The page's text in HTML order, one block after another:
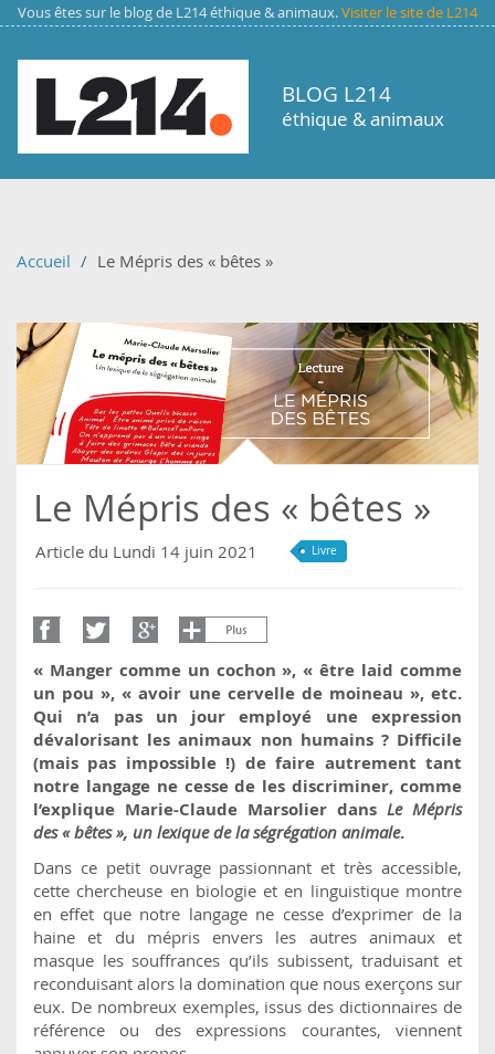
Aller au contenu principal
Vous êtes sur le blog de L214 éthique & animaux.Visiter le site de L214
BLOG L214
éthique & animaux
Accueil Le Mépris des « bêtes »
Le Mépris des « bêtes »
Article du Lundi 14 juin 2021 Livre
« Manger comme un cochon », « être laid comme
un pou », « avoir une cervelle de moineau », etc.
Qui n’a pas un jour employé une expression
dévalorisant les animaux non humains ? Difficile
(mais pas impossible !) de faire autrement tant
notre langage ne cesse de les discriminer, comme
l’explique Marie-Claude Marsolier dans Le Mépris
des « bêtes », un lexique de la ségrégation animale.
Dans ce petit ouvrage passionnant et très accessible,
cette chercheuse en biologie et en linguistique montre
en effet que notre langage ne cesse d’exprimer de la
haine et du mépris envers les autres animaux et
masque les souffrances qu’ils subissent, traduisant et
reconduisant alors la domination que nous exerçons sur
eux. De nombreux exemples, issus des dictionnaires de
référence ou des expressions courantes, viennent